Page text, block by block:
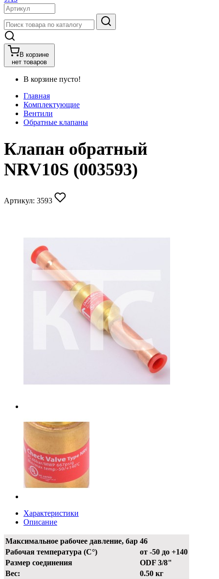
В корзине
нет товаров
В корзине пусто!
Главная
Комплектующие
Вентили
Обратные клапаны
Клапан обратный
NRV10S (003593)
Артикул: 3593
Характеристики
Описание
Максимальное рабочее давление, бар 46
Рабочая температура (С°)
от -50 до +140
Размер соединения
ODF 3/8"
Вес:
0.50 кг